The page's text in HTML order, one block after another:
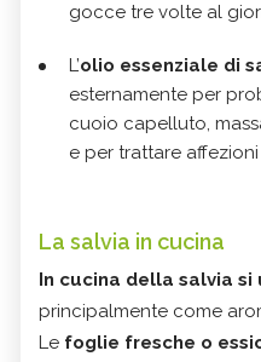
gocce tre volte al
L’olio essenziale di
esternamente per
cuoio capelluto,
e per trattare
La salvia in cucina
In cucina della salvia
principalmente come
Le foglie fresche o